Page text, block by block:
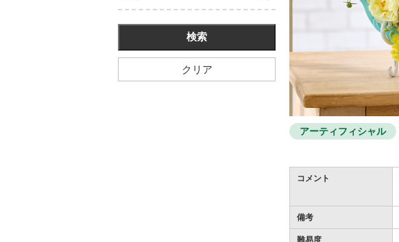
クリア
アーティフィシャル
コメント
備考
難易度